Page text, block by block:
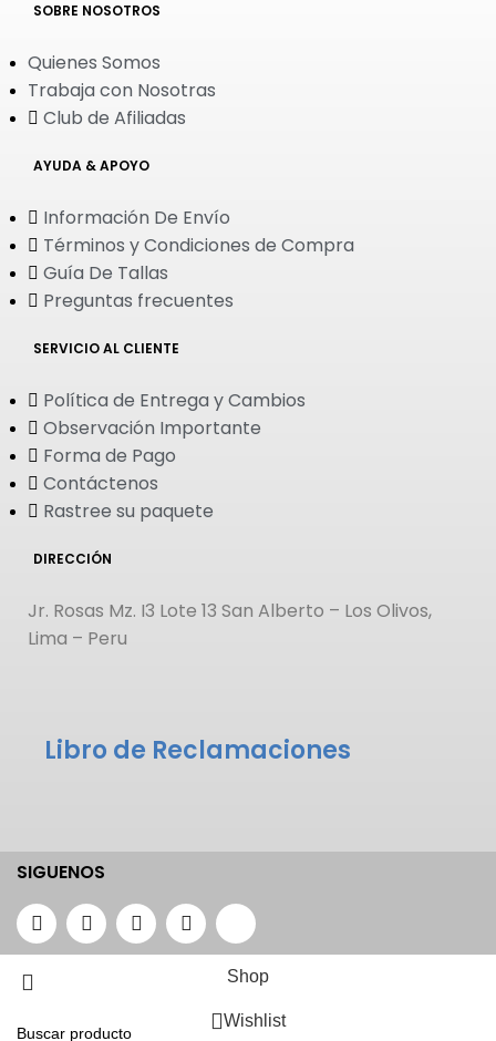
SOBRE NOSOTROS
Quienes Somos
Trabaja con Nosotras
Club de Afiliadas
AYUDA & APOYO
Información De Envío
Términos y Condiciones de Compra
Guía De Tallas
Preguntas frecuentes
SERVICIO AL CLIENTE
Política de Entrega y Cambios
Observación Importante
Forma de Pago
Contáctenos
Rastree su paquete
DIRECCIÓN
Jr. Rosas Mz. I3 Lote 13 San Alberto – Los Olivos,
Lima – Peru
Libro de Reclamaciones
SIGUENOS
Shop
Wishlist